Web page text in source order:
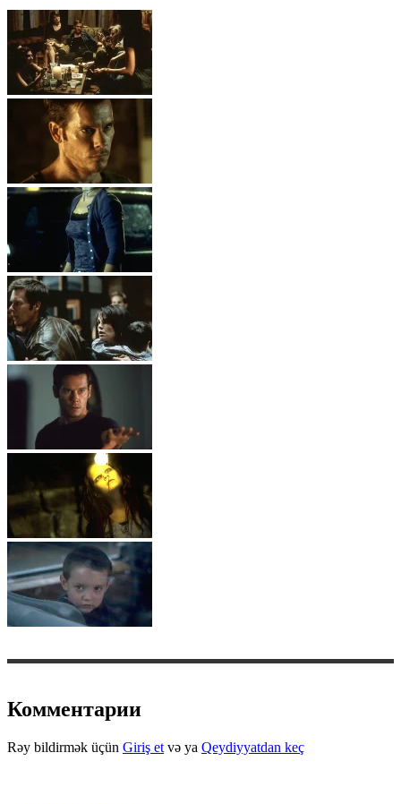
Комментарии
Rəy bildirmək üçün Giriş et və ya Qeydiyyatdan keç